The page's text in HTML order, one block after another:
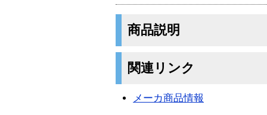
商品説明
関連リンク
メーカ商品情報